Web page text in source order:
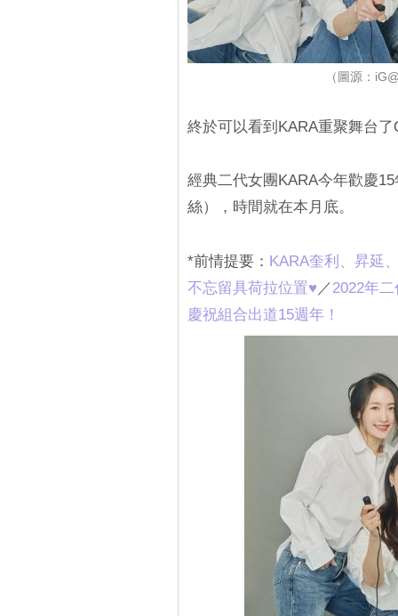
（圖源：
終於可以看到KARA重聚舞台了
經典二代女團KARA今年歡慶
絲），時間就在本月底。
*前情提要： KARA奎利、昇延
不忘留具荷拉位置♥‎ ／2022年
慶祝組合出道15週年！‎